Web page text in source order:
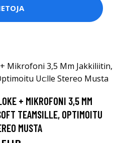
+ MIKROFONI 3,5 MM
TEAMSILLE, OPTIMOITU
MUSTA